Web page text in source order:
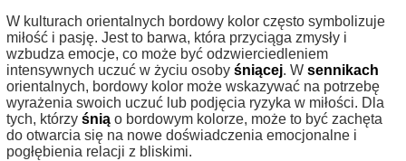
W kulturach orientalnych bordowy kolor często symbolizuje
miłość i pasję. Jest to barwa, która przyciąga zmysły i
wzbudza emocje, co może być odzwierciedleniem
intensywnych uczuć w życiu osoby śniącej. W sennikach
orientalnych, bordowy kolor może wskazywać na potrzebę
wyrażenia swoich uczuć lub podjęcia ryzyka w miłości. Dla
tych, którzy śnią o bordowym kolorze, może to być zachęta
do otwarcia się na nowe doświadczenia emocjonalne i
pogłębienia relacji z bliskimi.